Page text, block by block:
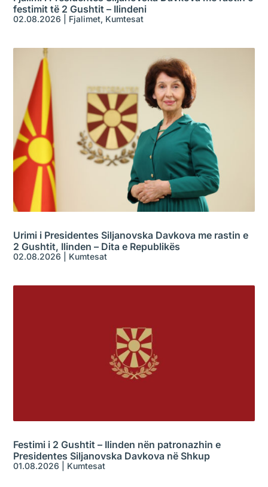
festimit të 2 Gushtit – Ilindeni
02.08.2026 Fjalimet, Kumtesat
Urimi i Presidentes Siljanovska Davkova me rastin e
2 Gushtit, Ilinden – Dita e Republikës
02.08.2026 Kumtesat
Festimi i 2 Gushtit – Ilinden nën patronazhin e
Presidentes Siljanovska Davkova në Shkup
01.08.2026 Kumtesat